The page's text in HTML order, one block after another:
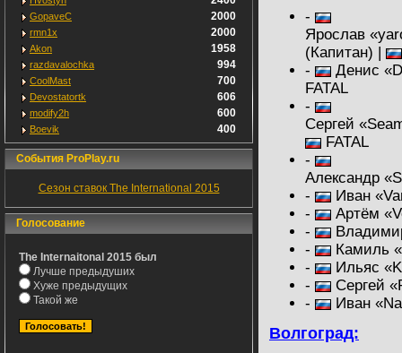
GopaveC 2000
rmn1x 2000
Akon 1958
razdavalochka 994
CoolMast 700
Devostatortk 606
modify2h 600
Boevik 400
События ProPlay.ru
Сезон ставок The International 2015
Голосование
The Internaitonal 2015 был
Лучше предыдуших
Хуже предыдущих
Такой же
-
Ярослав
(Капитан) |
-
Денис
FATAL
-
Сергей
FATAL
-
Александр
-
Иван
-
Артём
-
-
Камиль
-
Ильяс
-
Сергей
-
Иван
Волгоград: